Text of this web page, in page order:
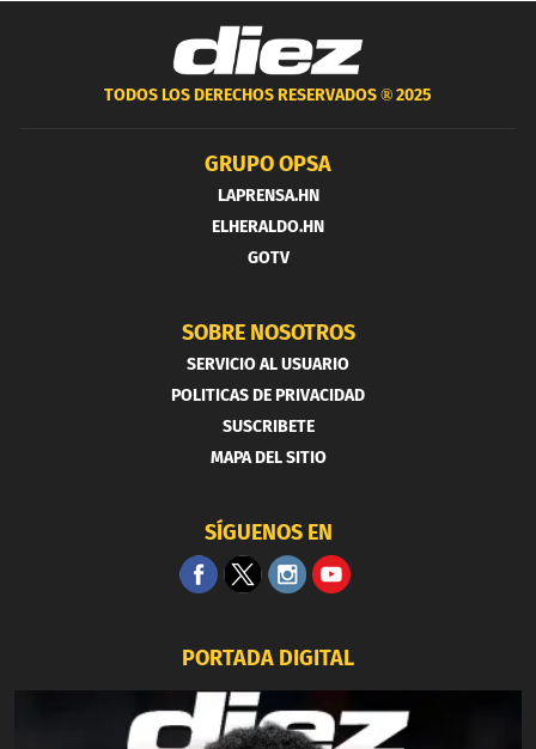
TODOS LOS DERECHOS RESERVADOS ®2025
GRUPO OPSA
LAPRENSA.HN
ELHERALDO.HN
GOTV
SOBRE NOSOTROS
SERVICIO AL USUARIO
POLITICAS DE PRIVACIDAD
SUSCRIBETE
MAPA DEL SITIO
SÍGUENOS EN
PORTADA DIGITAL